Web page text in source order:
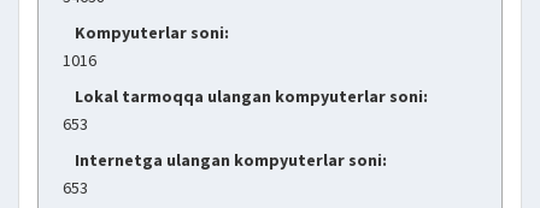
Kompyuterlar soni:
1016
Lokal tarmoqqa ulangan kompyuterlar soni:
653
Internetga ulangan kompyuterlar soni:
653